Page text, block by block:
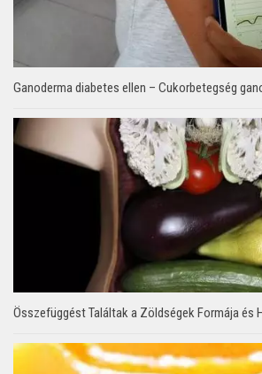
Ganoderma diabetes ellen – Cukorbetegség
Összefüggést Találtak a Zöldségek Formája és